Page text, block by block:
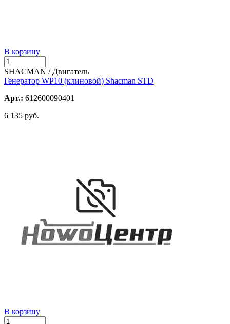
В корзину
SHACMAN / Двигатель
Генератор WP10 (клиновой) Shacman STD
Арт.: 612600090401
6 135 руб.
В корзину